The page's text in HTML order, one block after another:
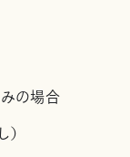
の場合